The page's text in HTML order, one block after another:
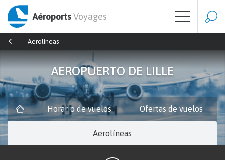
AéroportsVoyages
Aerolíneas
AEROPUERTO DE LILLE
Horario de vuelos Ofertas de vuelos
Aerolíneas